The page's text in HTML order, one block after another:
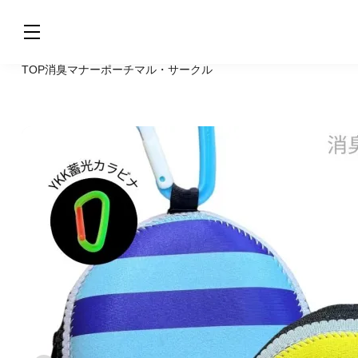
TOP消臭マナーポーチマル・サークル